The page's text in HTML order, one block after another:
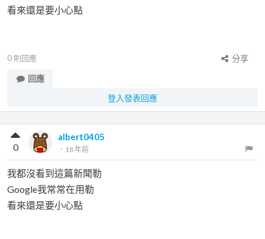
看來還是要小心點
0 則回應
分享
回應
登入發表回應
albert0405
． 18 年前
0
我都沒看到這篇新聞勒
Google我常常在用勒
看來還是要小心點